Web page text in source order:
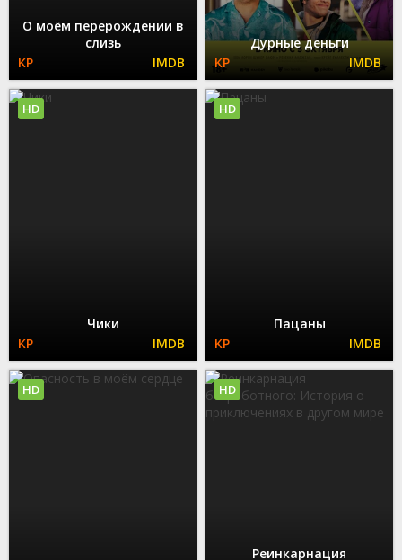
О моём перерождении в
слизь
Дурные деньги
Чики
HD
Пацаны
HD
HD
Реинкарнация
HD